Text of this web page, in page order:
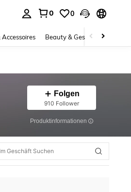
0 0
Beauty & Gesundheit
Folgen
910 Follower
Produktinformationen